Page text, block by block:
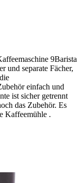
9Barista
und separate Fächer,
einfach und
ist sicher getrennt
das Zubehör. Es
Kaffeemühle .